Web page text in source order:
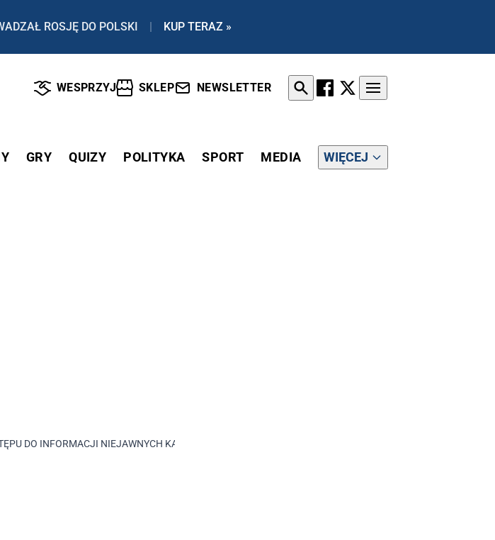
ROSJĘ DO POLSKI | KUP TERAZ »
WESPRZYJ SKLEP NEWSLETTER
GRY QUIZY POLITYKA SPORT MEDIA WIĘCEJ
DO INFORMACJI NIEJAWNYCH KAROLOWI NAWROCKIEMU